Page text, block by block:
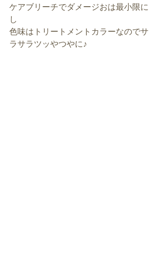
ケアブリーチでダメージおは最小限に
し
色味はトリートメントカラーなのでサ
ラサラツッやつやに♪